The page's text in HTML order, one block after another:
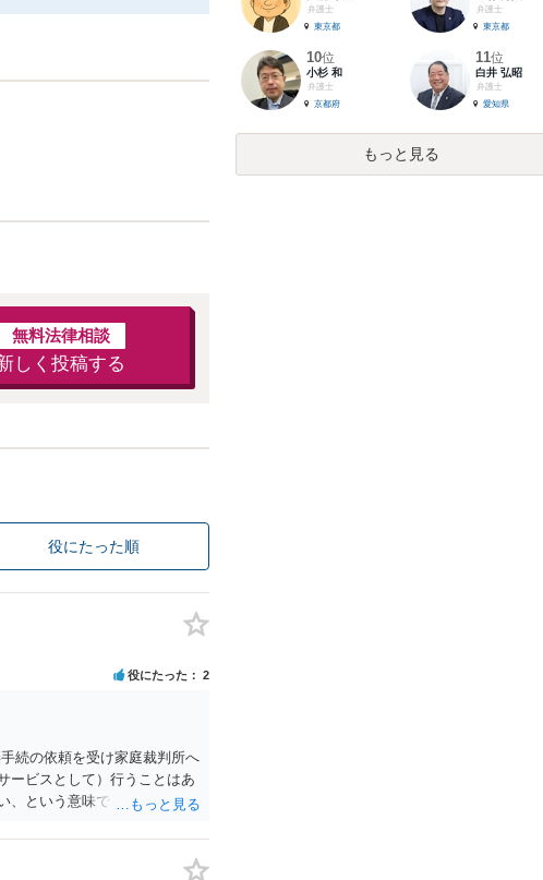
無料法律相談
しく投稿する
役にたった順
役にたった 2
続の依頼を受け家庭裁判所へ
ービスとして）行うことはあ
、という意味でした。
弁護士
東京都
弁護士
東京都
10位
小杉 和
弁護士
京都府
11位
白井 弘昭
弁護士
愛知県
もっと見る